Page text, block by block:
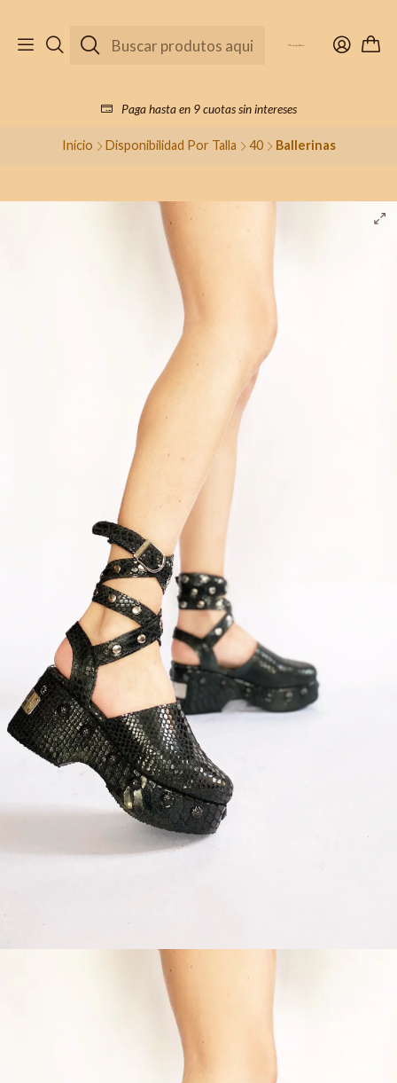
Paga hasta en 9 cuotas sin intereses
Início Disponibilidad Por Talla 40 Ballerinas